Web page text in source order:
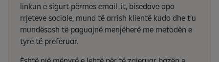
linkun e sigurt përmes email-it, bisedave apo
rrjeteve sociale, mund të arrish klientë kudo dhe t’u
mundësosh të paguajnë menjëherë me metodën e
tyre të preferuar.